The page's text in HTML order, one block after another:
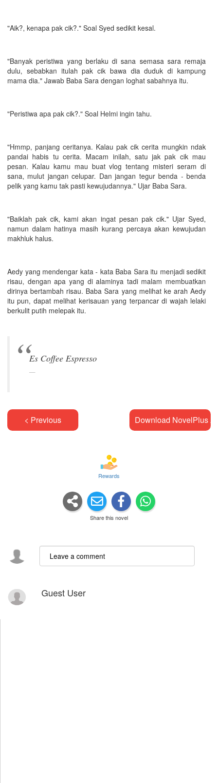
"Aik?, kenapa pak cik?." Soal Syed sedikit kesal.
"Banyak peristiwa yang berlaku di sana semasa sara remaja
dulu, sebabkan itulah pak cik bawa dia duduk di kampung
mama dia." Jawab Baba Sara dengan loghat sabahnya itu.
"Peristiwa apa pak cik?." Soal Helmi ingin tahu.
"Hmmp, panjang ceritanya. Kalau pak cik cerita mungkin ndak
pandai habis tu cerita. Macam inilah, satu jak pak cik mau
pesan. Kalau kamu mau buat vlog tentang misteri seram di
sana, mulut jangan celupar. Dan jangan tegur benda - benda
pelik yang kamu tak pasti kewujudannya." Ujar Baba Sara.
"Baiklah pak cik, kami akan ingat pesan pak cik." Ujar Syed,
namun dalam hatinya masih kurang percaya akan kewujudan
makhluk halus.
Aedy yang mendengar kata - kata Baba Sara itu menjadi sedikit
risau, dengan apa yang di alaminya tadi malam membuatkan
dirinya bertambah risau. Baba Sara yang melihat ke arah Aedy
itu pun, dapat melihat kerisauan yang terpancar di wajah lelaki
berkulit putih melepak itu.
< Previous Download NovelPlus
Rewards
Share this novel
Guest User